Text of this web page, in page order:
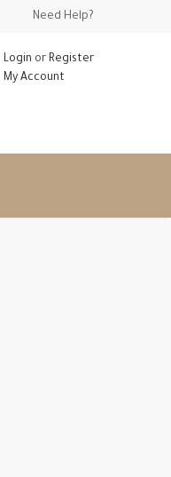
Need Help?
Login or Register
My Account